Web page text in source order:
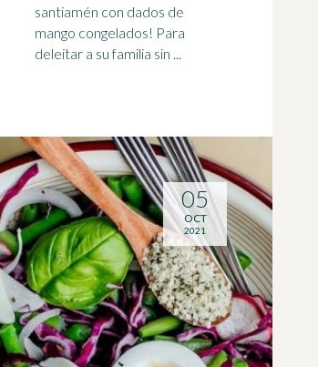
santiamén con dados de
mango congelados! Para
deleitar a su familia sin ...
05
OCT
2021